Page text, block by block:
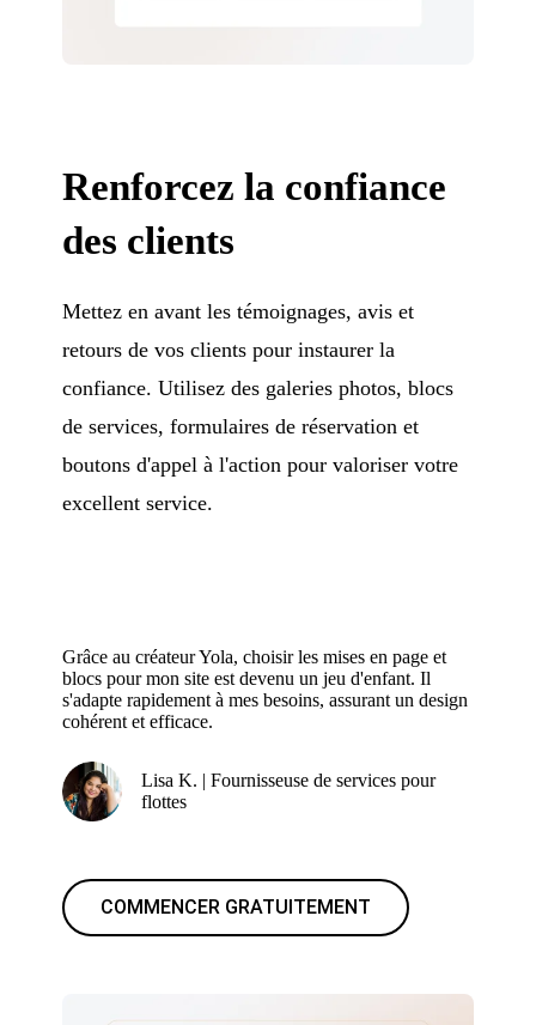
Renforcez la confiance
des clients
Mettez en avant les témoignages, avis et
retours de vos clients pour instaurer la
confiance. Utilisez des galeries photos, blocs
de services, formulaires de réservation et
boutons d'appel à l'action pour valoriser votre
excellent service.
Grâce au créateur Yola, choisir les mises en page et
blocs pour mon site est devenu un jeu d'enfant. Il
s'adapte rapidement à mes besoins, assurant un design
cohérent et efficace.
Lisa K. | Fournisseuse de services pour
flottes
COMMENCER GRATUITEMENT